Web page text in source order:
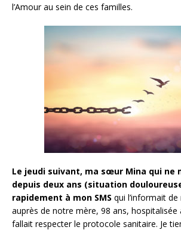
l’Amour au sein de ces familles.
Le jeudi suivant, ma sœur Mina qui ne
depuis deux ans (situation
rapidement à mon SMS qui l’informait
auprès de notre mère, 98 ans, hospitalisée
fallait respecter le protocole sanitaire. Je